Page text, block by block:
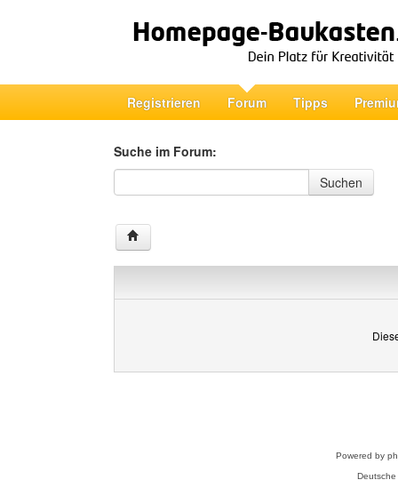
Registrieren Forum Tipps
Suche im Forum:
Suche im Forum
Suchen
Powered by